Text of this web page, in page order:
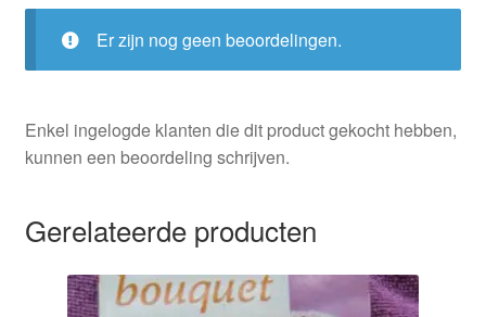
aantal
Er zijn nog geen beoordelingen.
Enkel ingelogde klanten die dit product gekocht hebben,
kunnen een beoordeling schrijven.
Gerelateerde producten